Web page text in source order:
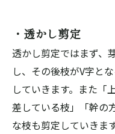
・透かし剪定
透かし剪定ではまず、
し、その後枝がV字と
していきます。また「
差している枝」「幹の
な枝も剪定していきま